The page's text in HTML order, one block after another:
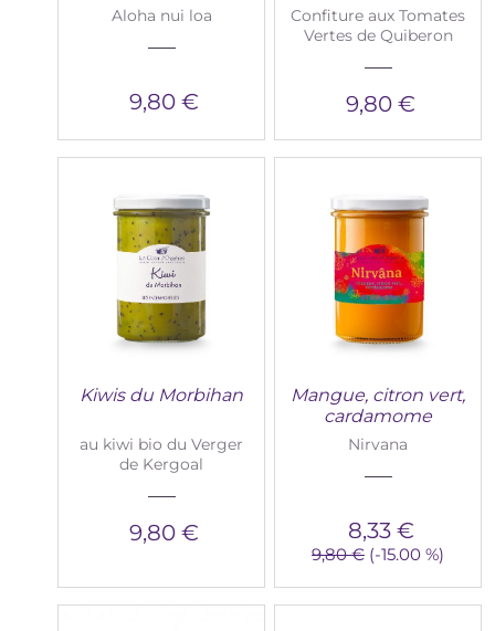
Aloha nui loa
9,80 €
Confiture aux Tomates
Vertes de Quiberon
9,80 €
Kiwis du Morbihan
au kiwi bio du Verger
de Kergoal
9,80 €
Mangue, citron vert,
cardamome
Nirvana
8,33 €
9,80 € (-15.00 %)